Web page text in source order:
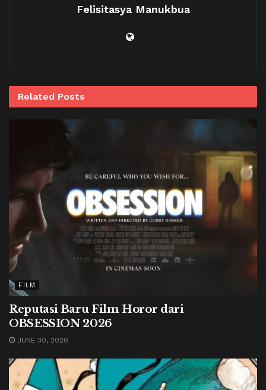
Felisitasya Manukbua
Related Posts
FILM
Reputasi Baru Film Horor dari
OBSESSION 2026
JUNE 30, 2026